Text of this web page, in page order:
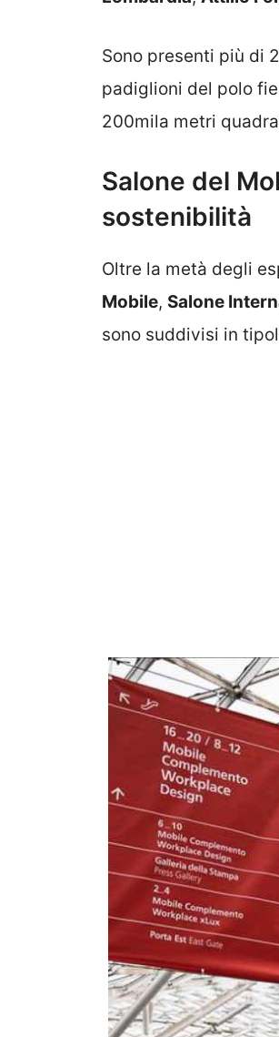
Sono presenti più di
padiglioni del polo
200mila metri
Salone del
sostenibilità
Oltre la metà degli
Mobile, Salone
sono suddivisi in